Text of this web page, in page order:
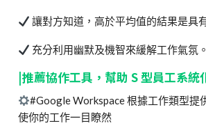
讓對方知道，高於平均值的結果是具
充分利用幽默及機智來緩解工作氣氛。
|推薦協作工具，幫助 S 型員工系統
#Google Workspace 根據工作類型提
使你的工作一目瞭然